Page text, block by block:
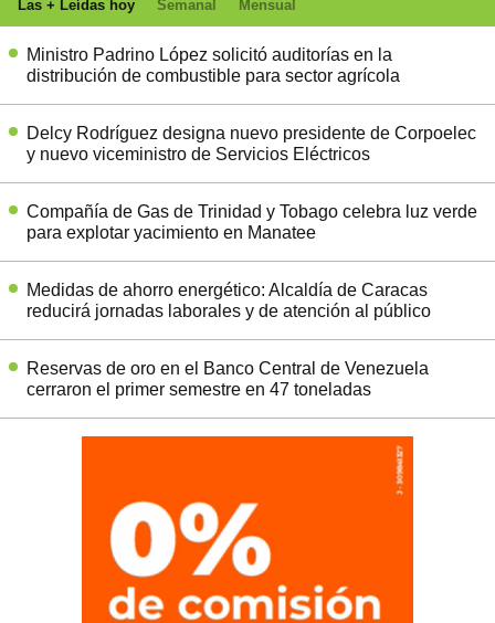
Las + Leídas hoy Semanal Mensual
Ministro Padrino López solicitó auditorías en la
distribución de combustible para sector agrícola
Delcy Rodríguez designa nuevo presidente de Corpoelec
y nuevo viceministro de Servicios Eléctricos
Compañía de Gas de Trinidad y Tobago celebra luz verde
para explotar yacimiento en Manatee
Medidas de ahorro energético: Alcaldía de Caracas
reducirá jornadas laborales y de atención al público
Reservas de oro en el Banco Central de Venezuela
cerraron el primer semestre en 47 toneladas